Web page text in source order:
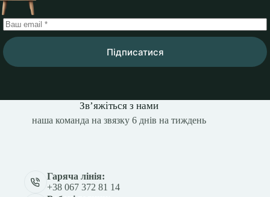
Підписатися
Зв’яжіться з нами
наша команда на звязку 6 днів на тиждень
Гаряча лінія:
+38 067 372 81 14